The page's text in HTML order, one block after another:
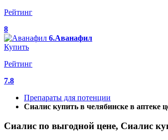
Рейтинг
8
6.Аванафил
Купить
Рейтинг
7.8
Препараты для потенции
Сиалис купить в челябинске в аптеке
Сиалис по выгодной цене, Сиалис